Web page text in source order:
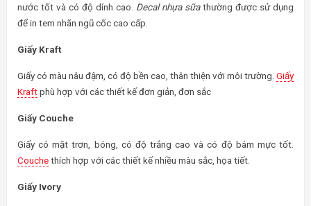
nước tốt và có độ dính cao. Decal nhựa sữathường được sử dụng
để in tem nhãn ngũ cốc cao cấp.
Giấy Kraft
Giấy có màu nâu đậm, có độ bền cao, thân thiện với môi trường. Giấy
Kraftphù hợp với các thiết kế đơn giản, đơn sắc
Giấy Couche
Giấy có mặt trơn, bóng, có độ trắng cao và có độ bám mực tốt.
Couchethích hợp với các thiết kế nhiều màu sắc, họa tiết.
Giấy Ivory